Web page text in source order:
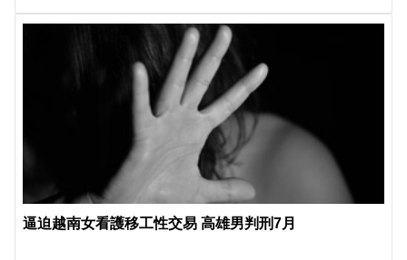
逼迫越南女看護移工性交易 高雄男判刑7月